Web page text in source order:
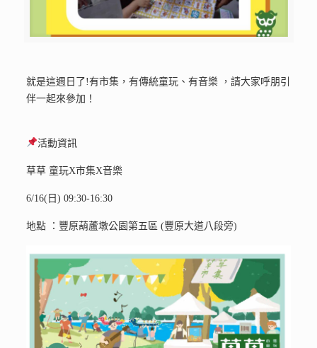
就是這週日了!有市集，有傳統童玩、有音樂 ，請大家呼朋引
伴一起來參加！
活動資訊
草草 童玩X市集X音樂
6/16(日) 09:30-16:30
地點 ：豐原葫蘆墩公園第五區 (豐原大道八段旁)